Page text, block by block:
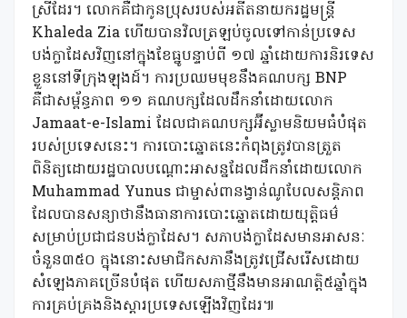
ស្រីដែរ។ លោកគឺជាកូនប្រុសរបស់អតីតនាយករដ្ឋមន្ត្រី
Khaleda Zia ហើយបានវិលត្រឡប់ចូលទៅកាន់ប្រទេស
បង់ក្លាដែសវិញនៅក្នុងខែធ្នូបន្ទាប់ពី ១៧ ឆ្នាំដោយការនិរទេស
ខ្លួននៅទីក្រុងឡុងដ៍។ ការប្រឈមមុខនឹងគណបក្ស BNP
គឺជាសម្ព័ន្ធភាព ១១ គណបក្សដែលដឹកនាំដោយលោក
Jamaat-e-Islami ដែលជាគណបក្សអ៊ីស្លាមនិយមធំបំផុត
របស់ប្រទេសនេះ។ ការបោះឆ្នោតនេះកំពុងត្រូវបានត្រួត
ពិនិត្យដោយរដ្ឋបាលបណ្ដោះអាសន្នដែលដឹកនាំដោយលោក
Muhammad Yunus ជាម្ចាស់ពានង្វាន់ណូបែលសន្តិភាព
ដែលបានសន្យាថានឹងធានាការបោះឆ្នោតដោយយុត្តិធម៌
សម្រាប់ប្រជាជនបង់ក្លាដែស។ សភាបង់ក្លាដែសមានអាសនៈ
ចំនួន៣៥០ ក្នុងនោះសមាជិកសភានឹងត្រូវជ្រើសរើសដោយ
សំឡេងភាគច្រើនបំផុត ហើយសភាថ្មីនឹងមានអាណត្តិ៥ឆ្នាំក្នុង
ការគ្រប់គ្រងនិងស្តារប្រទេសឡើងវិញដែរ៕